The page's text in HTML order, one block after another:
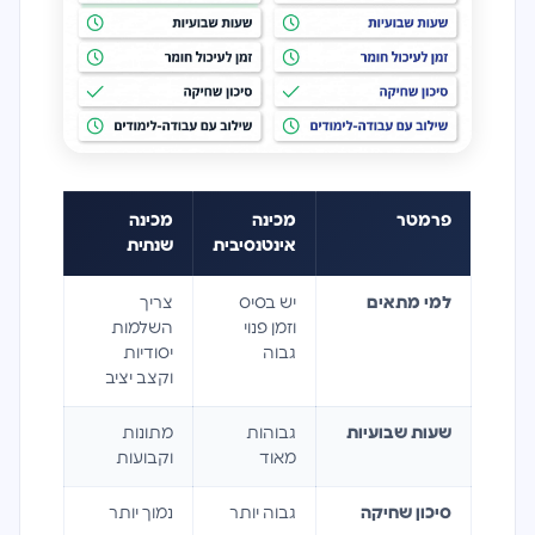
פרמטר
מכינה
אינטנסיבית
מכינה
שנתית
למי מתאים
יש בסיס
וזמן פנוי
גבוה
צריך
השלמות
יסודיות
וקצב יציב
שעות שבועיות
גבוהות
מאוד
מתונות
וקבועות
סיכון שחיקה גבוה יותר נמוך יותר